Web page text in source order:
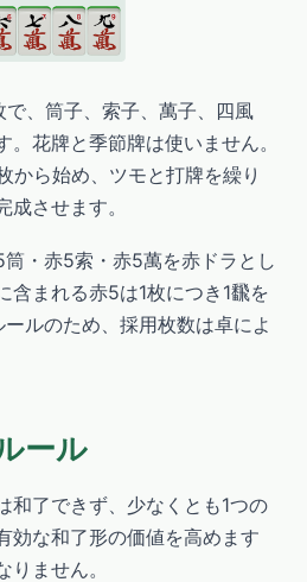
、筒子、索子、萬子、四風
花牌と季節牌は使いません。
から始め、ツモと打牌を繰り
させます。
・赤5索・赤5萬を赤ドラとし
含まれる赤5は1枚につき1飜を
ルのため、採用枚数は卓によ
ール
和了できず、少なくとも1つの
効な和了形の価値を高めます
ません。